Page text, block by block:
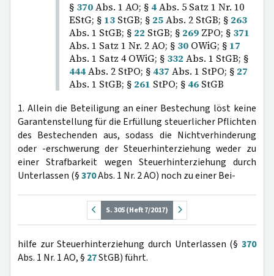
§ 370Abs. 1 AO; § 4Abs. 5 Satz 1 Nr. 10
EStG; § 13 StGB; § 25Abs. 2 StGB; § 263
Abs. 1 StGB; § 22 StGB; § 269 ZPO; § 371
Abs. 1 Satz 1 Nr. 2 AO; § 30 OWiG; § 17
Abs. 1 Satz 4 OWiG; § 332 Abs. 1 StGB; §
444Abs. 2 StPO; § 437 Abs. 1 StPO; § 27
Abs. 1 StGB; § 261 StPO; § 46 StGB
1. Allein die Beteiligung an einer Bestechung löst keine
Garantenstellung für die Erfüllung steuerlicher Pflichten
des Bestechenden aus, sodass die Nichtverhinderung
oder -erschwerung der Steuerhinterziehung weder zu
einer Strafbarkeit wegen Steuerhinterziehung durch
Unterlassen (§370Abs. 1 Nr. 2 AO) noch zu einer Bei-
S. 305 (Heft 7/2017)
hilfe zur Steuerhinterziehung durch Unterlassen (§ 370
Abs. 1 Nr. 1 AO, § 27StGB) führt.